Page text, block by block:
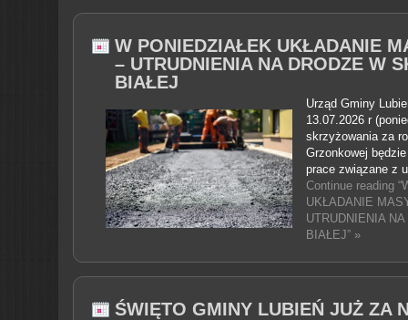
W PONIEDZIAŁEK UKŁADANIE
– UTRUDNIENIA NA DRODZE W
BIAŁEJ
Urząd Gminy
13.07.2026 r
skrzyżowania za
Grzonkowej
prace związane z
Continue reading
UKŁADANIE
UTRUDNIENIA
BIAŁEJ” »
ŚWIĘTO GMINY LUBIEŃ JUŻ ZA